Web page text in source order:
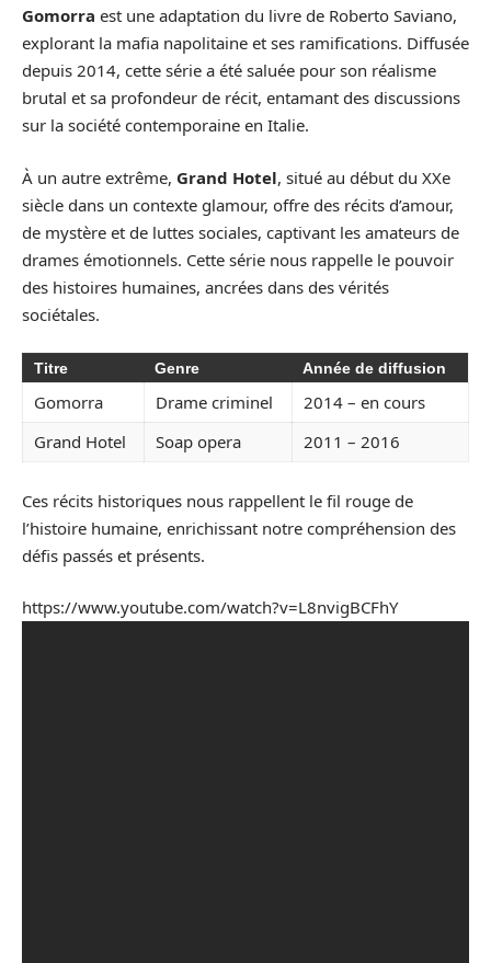
Gomorra est une adaptation du livre de Roberto Saviano,
explorant la mafia napolitaine et ses ramifications. Diffusée
depuis 2014, cette série a été saluée pour son réalisme
brutal et sa profondeur de récit, entamant des discussions
sur la société contemporaine en Italie.
À un autre extrême, Grand Hotel, situé au début du XXe
siècle dans un contexte glamour, offre des récits d’amour,
de mystère et de luttes sociales, captivant les amateurs de
drames émotionnels. Cette série nous rappelle le pouvoir
des histoires humaines, ancrées dans des vérités
sociétales.
Titre Genre Année de diffusion
Gomorra Drame criminel
2014 – en cours
Grand Hotel
Soap opera 2011 – 2016
Ces récits historiques nous rappellent le fil rouge de
l’histoire humaine, enrichissant notre compréhension des
défis passés et présents.
https://www.youtube.com/watch?v=L8nvigBCFhY